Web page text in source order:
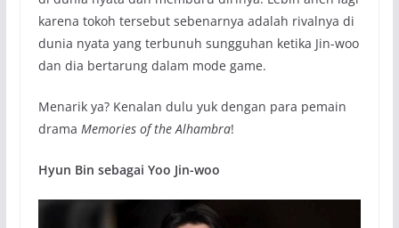
karena tokoh tersebut sebenarnya adalah rivalnya di
dunia nyata yang terbunuh sungguhan ketika Jin-woo
dan dia bertarung dalam mode game.
Menarik ya? Kenalan dulu yuk dengan para pemain
drama Memories of the Alhambra!
Hyun Bin sebagai Yoo Jin-woo